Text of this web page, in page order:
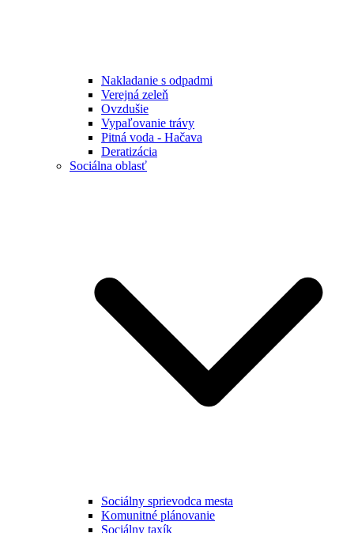
Nakladanie s odpadmi
Verejná zeleň
Ovzdušie
Vypaľovanie trávy
Pitná voda - Hačava
Deratizácia
Sociálna oblasť
Sociálny sprievodca mesta
Komunitné plánovanie
Sociálny taxík